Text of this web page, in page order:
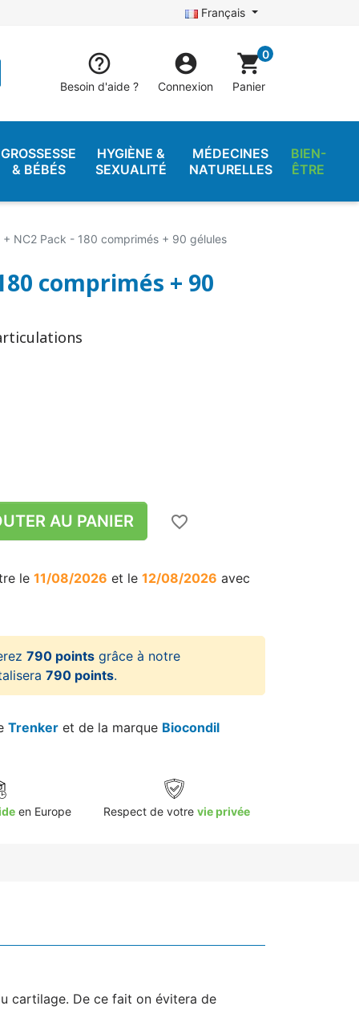
Français

Besoin d'aide ?

Connexion
shopping_cart0
Panier
GROSSESSE
& BÉBÉS
HYGIÈNE &
SEXUALITÉ
MÉDECINES
NATURELLES
BIEN-
ÊTRE
+ NC2 Pack - 180 comprimés + 90 gélules
comprimés + 90
AU PANIER
favorite_border
le 11/08/2026 et le 12/08/2026 avec
790 pointsgrâce à notre
790 points.
Trenkeret de la marque Biocondil
en Europe Respect de votre vie privée
cartilage. De ce fait on évitera de